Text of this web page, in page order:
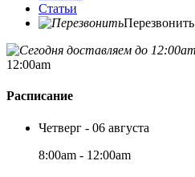
Статьи
Перезвонить
12:00am
Расписание
Четверг - 06 августа
8:00am - 12:00am